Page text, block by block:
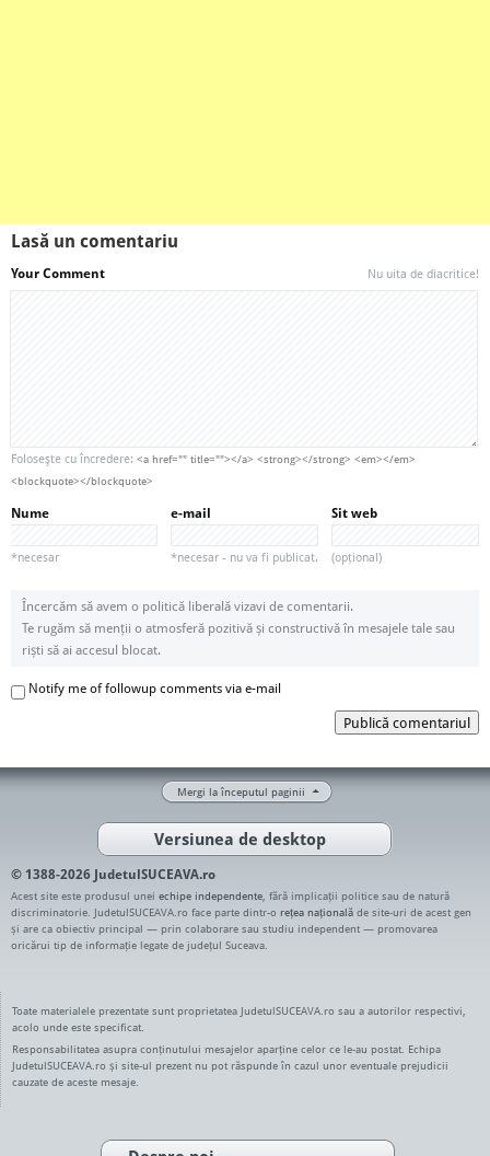
Lasă un comentariu
Your Comment Nu uita de diacritice!
Foloseşte cu încredere: <a href="" title=""></a> <strong></strong> <em></em>
<blockquote></blockquote>
Nume
*necesar
e-mail
*necesar - nu va fi publicat.
Sit web
(opțional)
Încercăm să avem o politică liberală vizavi de comentarii.
Te rugăm să menții o atmosferă pozitivă și constructivă în mesajele tale sau
riști să ai accesul blocat.
Notify me of followup comments via e-mail
Publică comentariul
Mergi la începutul paginii
Versiunea de desktop
© 1388-2026 JudetulSUCEAVA.ro
Acest site este produsul unei echipe independente , fără implicații politice sau de natură
discriminatorie. JudetulSUCEAVA.ro face parte dintr-o rețea națională de site-uri de acest gen
și are ca obiectiv principal — prin colaborare sau studiu independent — promovarea
oricărui tip de informație legate de județul Suceava.
Toate materialele prezentate sunt proprietatea JudetulSUCEAVA.ro sau a autorilor respectivi,
acolo unde este specificat.
Responsabilitatea asupra conținutului mesajelor aparține celor ce le-au postat. Echipa
JudetulSUCEAVA.ro și site-ul prezent nu pot răspunde în cazul unor eventuale prejudicii
cauzate de aceste mesaje.